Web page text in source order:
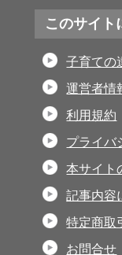
このサイト
子育ての
運営者情
利用規約
プライバ
本サイト
記事内容
特定商取
お問合せ